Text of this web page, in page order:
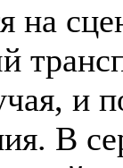
на
и
В